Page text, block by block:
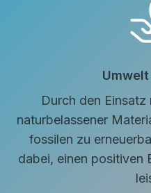
Durch den
naturbelassener
fossilen zu
dabei, einen positiven